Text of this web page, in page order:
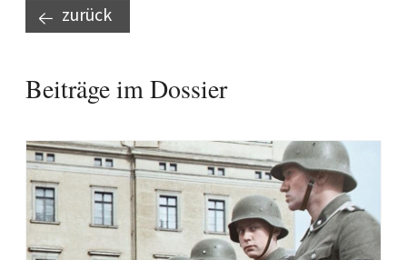
zurück
Beiträge im Dossier